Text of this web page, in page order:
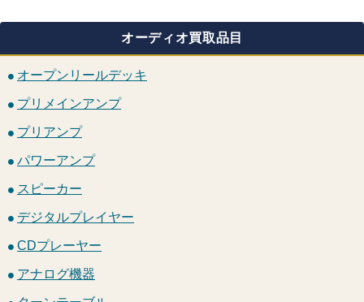
オーディオ買取品目
オープンリールデッキ
プリメインアンプ
プリアンプ
パワーアンプ
スピーカー
デジタルプレイヤー
CDプレーヤー
アナログ機器